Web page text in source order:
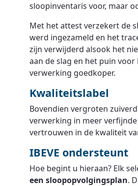
sloopinventaris voor, maar
Met het attest verzekert de
werd ingezameld en het
zijn verwijderd alsook het
aan de slag en het puin
verwerking goedkoper.
Kwaliteitslabel
Bovendien vergroten
verwerking in meer
vertrouwen in de kwaliteit
IBEVE ondersteunt
Hoe begint u hieraan? Elk
een sloopopvolgingsplan.